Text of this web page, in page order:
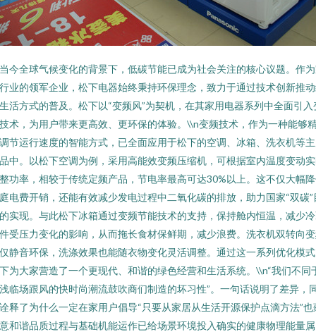
今全球气候变化的背景下，低碳节能已成为社会关注的核心议题。作
业的领军企业，松下电器始终秉持环保理念，致力于通过技术创新推
活方式的普及。松下以“变频风”为契机，在其家用电器系列中全面引入
术，为用户带来更高效、更环保的体验。\\n变频技术，作为一种能够
节运行速度的智能方式，已全面应用于松下的空调、冰箱、洗衣机等
中。以松下空调为例，采用高能效变频压缩机，可根据室内温度变动
功率，相较于传统定频产品，节电率最高可达30%以上。这不仅大幅
电费开销，还能有效减少发电过程中二氧化碳的排放，助力国家“双碳”
实现。与此松下冰箱通过变频节能技术的支持，保持舱内恒温，减少
受压力变化的影响，从而拖长食材保鲜期，减少浪费。洗衣机双转向
静音环保，洗涤效果也能随衣物变化灵活调整。通过这一系列优化模
为大家营造了一个更现代、和谐的绿色经营和生活系统。\\n“我们不同
临场跟风的快时尚潮流鼓吹商们制造的坏习性”。一句话说明了差异，
释了为什么一定在家用户倡导“只要从家居从生活开源保护点滴方法”也
和谐品质过程与基础机能运作已给场景环境投入确实的健康物理能量属